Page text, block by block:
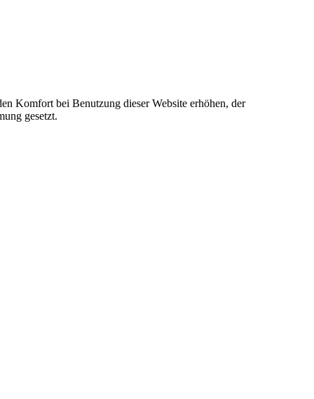
Komfort bei Benutzung dieser Website erhöhen, der
gesetzt.